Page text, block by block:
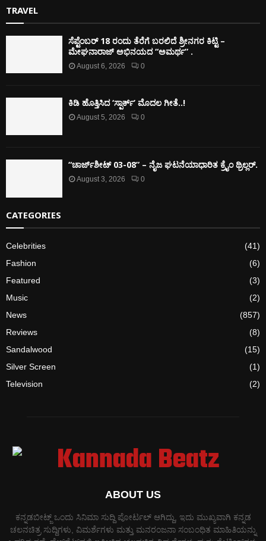
TRAVEL
ಸೆಪ್ಟೆಂಬರ್ 18 ರಂದು ತೆರೆಗೆ ಬರಲಿದೆ ಶ್ರೀನಗರ ಕಿಟ್ಟಿ –
ಮೇಘನಾರಾಜ್ ಅಭಿನಯದ “ಅಮರ್ಥ” .
August 6, 2026 0
ಕಿಡಿ‌‌ ಹೊತ್ತಿಸಿದ ‘ಸ್ಪಾರ್ಕ್’ ಮೊದಲ‌ ಗೀತೆ..!
August 5, 2026 0
“ಚಾರ್ಜ್‌ಶೀಟ್ 03-08” – ನೈಜ ಘಟನೆಯಾಧಾರಿತ ಕ್ರೈಂ ಥ್ರಿಲ್ಲರ್.
August 3, 2026 0
CATEGORIES
Celebrities
(41)
Fashion
(6)
Featured
(3)
Music
(2)
News
(857)
Reviews
(8)
Sandalwood
(15)
Silver Screen
(1)
Television
(2)
ABOUT US
ಕನ್ನಡಬೀಟ್ಜ್ ಒಂದು ಸಿನಿಮಾ ಸುದ್ದಿ ಪೋರ್ಟಲ್ ಆಗಿದ್ದು, ಇದು ಮುಖ್ಯವಾಗಿ ಕನ್ನಡ
ಚಲನಚಿತ್ರ ಸುದ್ದಿಗಳು, ವಿಮರ್ಶೆಗಳು ಮತ್ತು ಮನರಂಜನಾ ಸಂಬಂಧಿತ ಮಾಹಿತಿಯನ್ನು